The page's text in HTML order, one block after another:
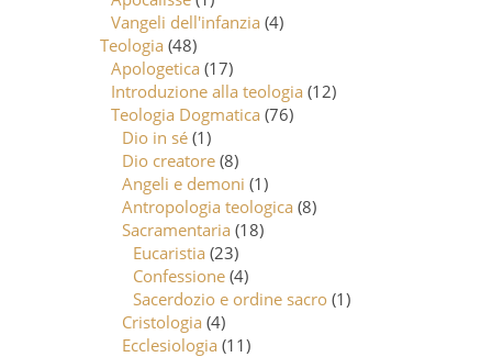
Vangeli dell'infanzia (4)
Teologia (48)
Apologetica (17)
Introduzione alla teologia (12)
Teologia Dogmatica (76)
Dio in sé (1)
Dio creatore (8)
Angeli e demoni (1)
Antropologia teologica (8)
Sacramentaria (18)
Eucaristia (23)
Confessione (4)
Sacerdozio e ordine sacro (1)
Cristologia (4)
Ecclesiologia (11)